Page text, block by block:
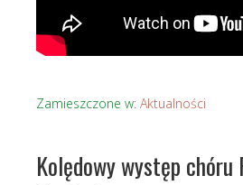
Zamieszczone w: Aktualności
Kolędowy występ chóru